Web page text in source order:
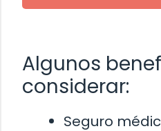
Algunos
considerar:
Seguro